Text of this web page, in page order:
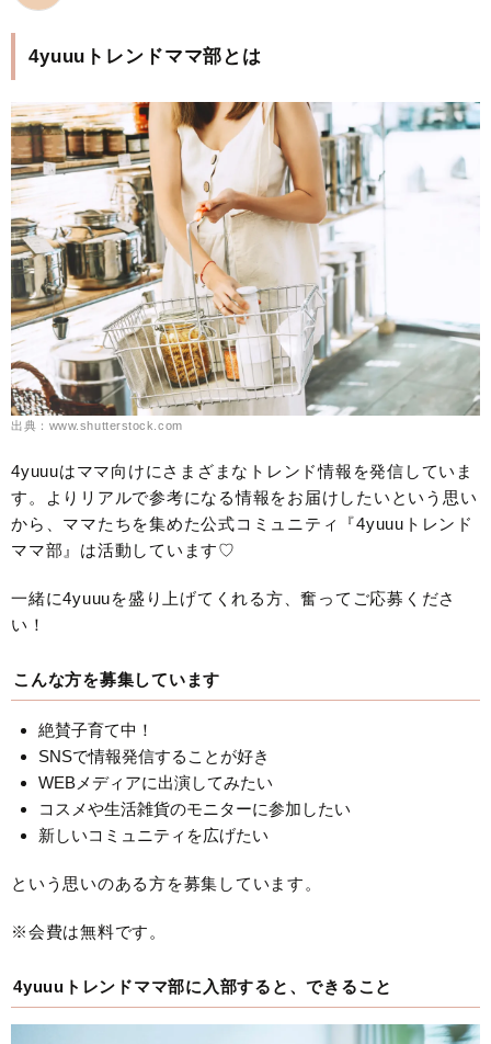
4yuuuトレンドママ部とは
出典：www.shutterstock.com
4yuuuはママ向けにさまざまなトレンド情報を発信していま
す。よりリアルで参考になる情報をお届けしたいという思い
から、ママたちを集めた公式コミュニティ『4yuuuトレンド
ママ部』は活動しています♡
一緒に4yuuuを盛り上げてくれる方、奮ってご応募くださ
い！
こんな方を募集しています
絶賛子育て中！
SNSで情報発信することが好き
WEBメディアに出演してみたい
コスメや生活雑貨のモニターに参加したい
新しいコミュニティを広げたい
という思いのある方を募集しています。
※会費は無料です。
4yuuuトレンドママ部に入部すると、できること